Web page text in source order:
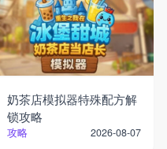
奶茶店模拟器特殊配方解
锁攻略
攻略 2026-08-07